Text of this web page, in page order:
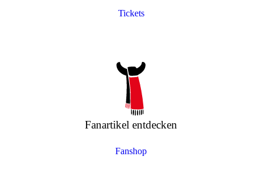
Tickets
Fanartikel entdecken
Fanshop